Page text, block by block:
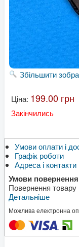
Збільшити
Ціна: 199.00 грн
Закінчились
Умови оплати і
Графік роботи
Адреса і контакти
Умови
Повернення товару
Детальніше
Можлива електронна